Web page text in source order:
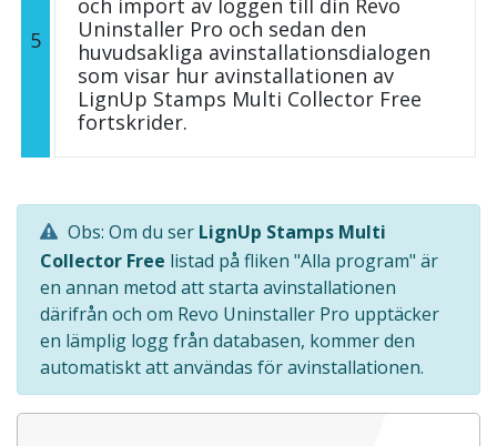
5
och import av loggen till din Revo
Uninstaller Pro och sedan den
huvudsakliga avinstallationsdialogen
som visar hur avinstallationen av
LignUp Stamps Multi Collector Free
fortskrider.
Obs: Om du ser LignUp Stamps Multi
Collector Free listad på fliken "Alla program" är
en annan metod att starta avinstallationen
därifrån och om Revo Uninstaller Pro upptäcker
en lämplig logg från databasen, kommer den
automatiskt att användas för avinstallationen.